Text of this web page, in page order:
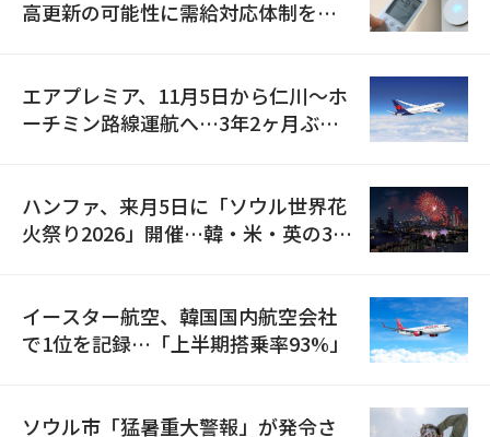
高更新の可能性に需給対応体制を点
エアプレミア、11月5日から仁川〜ホ
ーチミン路線運航へ…3年2ヶ月ぶり
ハンファ、来月5日に「ソウル世界花
火祭り2026」開催…韓・米・英の3カ
イースター航空、韓国国内航空会社
で1位を記録…「上半期搭乗率93%」
ソウル市「猛暑重大警報」が発令さ